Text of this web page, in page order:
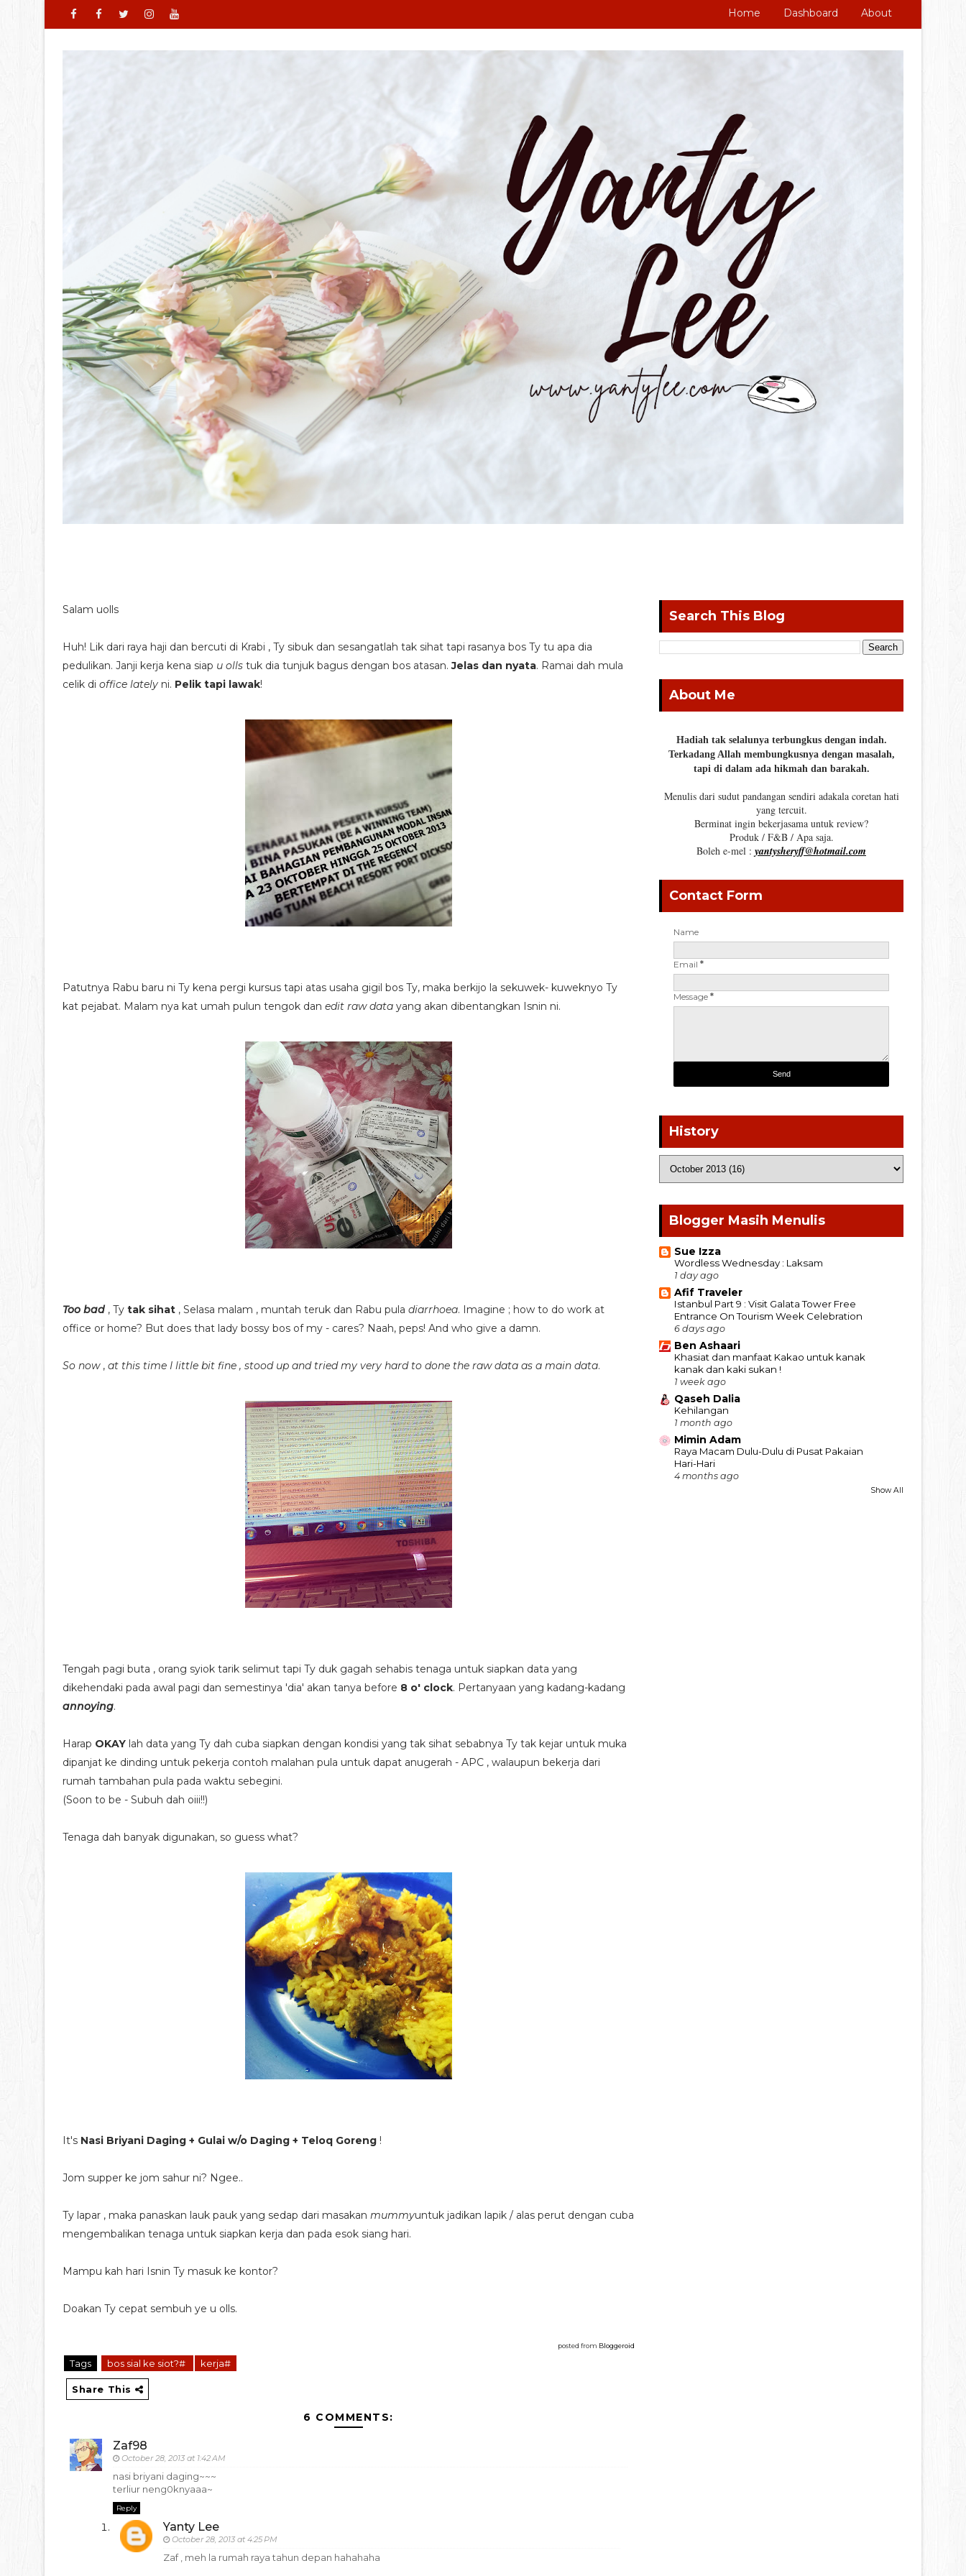
Home Dashboard About
Salam uolls
Huh! Lik dari raya haji dan bercuti di Krabi , Ty sibuk dan sesangatlah tak sihat tapi rasanya bos Ty tu apa dia
pedulikan. Janji kerja kena siap u olls tuk dia tunjuk bagus dengan bos atasan.Jelas dan nyata. Ramai dah mula
celik di office lately ni. Pelik tapi lawak!
Patutnya Rabu baru ni Ty kena pergi kursus tapi atas usaha gigil bos Ty, maka berkijo la sekuwek- kuweknyo Ty
kat pejabat. Malam nya kat umah pulun tengok dan edit raw data yang akan dibentangkan Isnin ni.
Too bad , Ty tak sihat , Selasa malam , muntah teruk dan Rabu pula diarrhoea. Imagine ; how to do work at
office or home? But does that lady bossy bos of my - cares? Naah, peps! And who give a damn.
So now, at this time I little bit fine , stood up and tried my very hard to done the raw data as a main data.
Tengah pagi buta , orang syiok tarik selimut tapi Ty duk gagah sehabis tenaga untuk siapkan data yang
dikehendaki pada awal pagi dan semestinya 'dia' akan tanya before 8 o' clock. Pertanyaan yang kadang-kadang
annoying.
Harap OKAY lah data yang Ty dah cuba siapkan dengan kondisi yang tak sihat sebabnya Ty tak kejar untuk muka
dipanjat ke dinding untuk pekerja contoh malahan pula untuk dapat anugerah - APC , walaupun bekerja dari
rumah tambahan pula pada waktu sebegini.
(Soon to be - Subuh dah oiii!!)
Tenaga dah banyak digunakan, so guess what?
It's Nasi Briyani Daging + Gulai w/o Daging + Teloq Goreng !
Jom supper ke jom sahur ni? Ngee..
Ty lapar , maka panaskan lauk pauk yang sedap dari masakan mummyuntuk jadikan lapik / alas perut dengan cuba
mengembalikan tenaga untuk siapkan kerja dan pada esok siang hari.
Mampu kah hari Isnin Ty masuk ke kontor?
Doakan Ty cepat sembuh ye u olls.
posted from Bloggeroid
Tags bos sial ke siot?# kerja#
Share This
6 COMMENTS:
Zaf98
October 28, 2013 at 1:42 AM
nasi briyani daging~~~
terliur neng0knyaaa~
Reply
Yanty Lee
October 28, 2013 at 4:25 PM
Zaf , meh la rumah raya tahun depan hahahaha
Search This Blog
About Me
Hadiah tak selalunya terbungkus dengan indah.
Terkadang Allah membungkusnya dengan masalah,
tapi di dalam ada hikmah dan barakah.
Menulis dari sudut pandangan sendiri adakala coretan hati
yang tercuit.
Berminat ingin bekerjasama untuk review?
Produk / F&B / Apa saja.
Boleh e-mel : yantysheryff@hotmail.com
Contact Form
Name
Email *
Message *
History
Blogger Masih Menulis
Sue Izza
Wordless Wednesday : Laksam
1 day ago
Afif Traveler
Istanbul Part 9 : Visit Galata Tower Free
Entrance On Tourism Week Celebration
6 days ago
Ben Ashaari
Khasiat dan manfaat Kakao untuk kanak
kanak dan kaki sukan !
1 week ago
Qaseh Dalia
Kehilangan
1 month ago
Mimin Adam
Raya Macam Dulu-Dulu di Pusat Pakaian
Hari-Hari
4 months ago
Show All